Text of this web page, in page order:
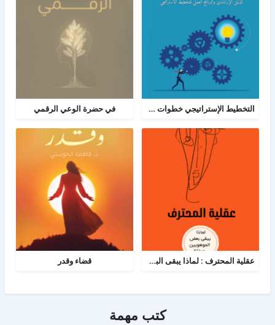
التخطيط الإستراتيجي خطوات ومعرفة: الدليل الإرشادي والبرنامج العملي للتخطيط في حضرة الوعي الرقمي
عقلية المحترف : لماذا يبقى البعض هواة رغم الموهبة؟ قضاء وقدر
كتب مهمة